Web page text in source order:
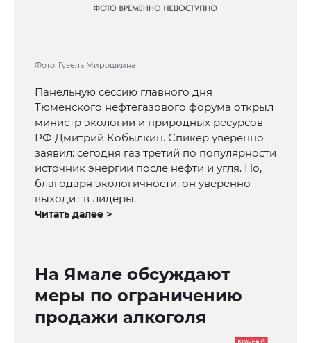
Фото: Гузель Мирошкина
Панельную сессию главного дня
Тюменского нефтегазового форума открыл
министр экологии и природных ресурсов
РФ Дмитрий Кобылкин. Спикер уверенно
заявил: сегодня газ третий по популярности
источник энергии после нефти и угля. Но,
благодаря экологичности, он уверенно
выходит в лидеры.
Читать далее >
На Ямале обсуждают
меры по ограничению
продажи алкоголя